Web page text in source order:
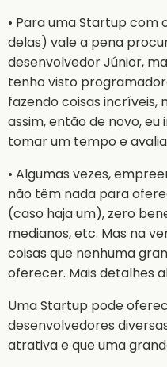
• Para uma Startup com
delas) vale a pena
desenvolvedor Júnior,
tenho visto
fazendo coisas incríveis,
assim, então de novo,
tomar um tempo e
• Algumas vezes,
não têm nada para
(caso haja um), zero
medianos, etc. Mas na
coisas que nenhuma
oferecer. Mais detalhes
Uma Startup pode
desenvolvedores
atrativa e que uma